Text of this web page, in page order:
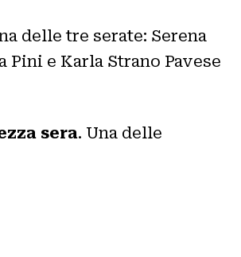
delle tre serate: Serena
e Karla Strano Pavese
sera. Una delle